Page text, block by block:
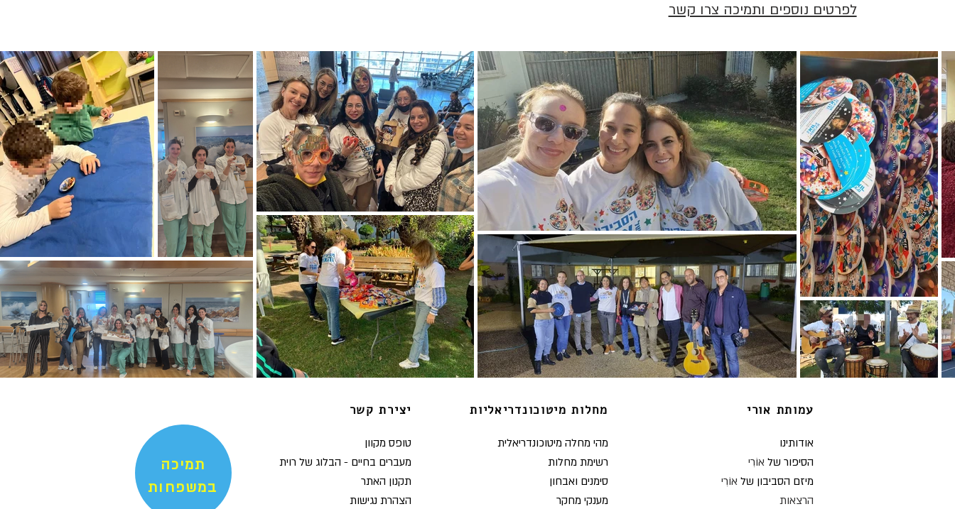
לפרטים נוספים ותמיכה צרו קשר
תמיכה
במשפחות
יצירת קשר
טופס מקוון
מעברים בחיים - הבלוג של רוית
תקנון האתר
הצהרת נגישות
מחלות מיטוכונדריאליות
מהי מחלה מיטוכונדריאלית
רשימת מחלות
סימנים ואבחון
מענקי מחקר
עמותת אורי
אודותינו
הסיפור של אוֹרִי
מיזם הסביבון של אוֹרִי
הרצאות